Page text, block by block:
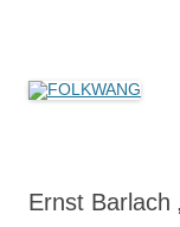
Ernst Barlach